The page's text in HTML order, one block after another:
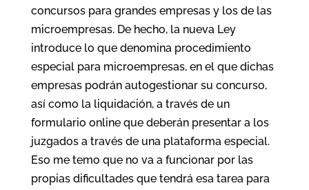
concursos para grandes empresas y los de las
microempresas. De hecho, la nueva Ley
introduce lo que denomina procedimiento
especial para microempresas, en el que dichas
empresas podrán autogestionar su concurso,
así como la liquidación, a través de un
formulario online que deberán presentar a los
juzgados a través de una plataforma especial.
Eso me temo que no va a funcionar por las
propias dificultades que tendrá esa tarea para